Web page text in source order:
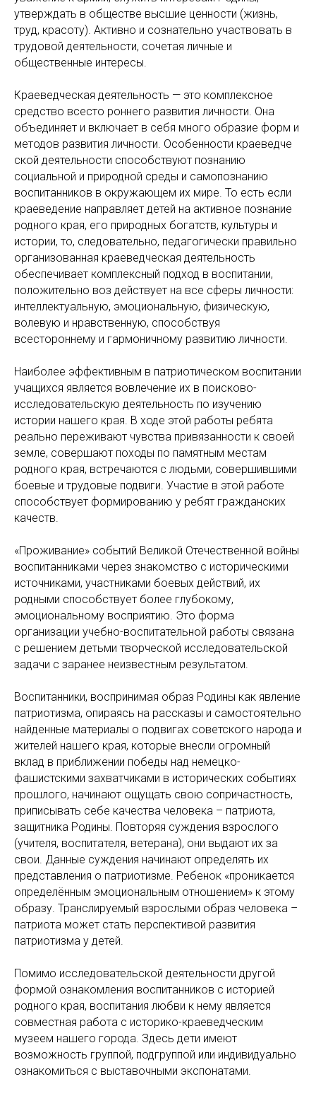
утверждать в обществе высшие ценности (жизнь,
труд, красоту). Активно и сознательно участвовать в
трудовой деятельности, сочетая личные и
общественные интересы.
Краеведческая деятельность — это комплексное
средство всесто роннего развития личности. Она
объединяет и включает в себя много образие форм и
методов развития личности. Особенности краеведче
ской деятельности способствуют познанию
социальной и природной среды и самопознанию
воспитанников в окружающем их мире. То есть если
краеведение направляет детей на активное познание
родного края, его природных богатств, культуры и
истории, то, следовательно, педагогически правильно
организованная краеведческая деятельность
обеспечивает комплексный подход в воспитании,
положительно воз действует на все сферы личности:
интеллектуальную, эмоциональную, физическую,
волевую и нравственную, способствуя
всестороннему и гармоничному развитию личности.
Наиболее эффективным в патриотическом воспитании
учащихся является вовлечение их в поисково-
исследовательскую деятельность по изучению
истории нашего края. В ходе этой работы ребята
реально переживают чувства привязанности к своей
земле, совершают походы по памятным местам
родного края, встречаются с людьми, совершившими
боевые и трудовые подвиги. Участие в этой работе
способствует формированию у ребят гражданских
качеств.
«Проживание» событий Великой Отечественной войны
воспитанниками через знакомство с историческими
источниками, участниками боевых действий, их
родными способствует более глубокому,
эмоциональному восприятию. Это форма
организации учебно-воспитательной работы связана
с решением детьми творческой исследовательской
задачи с заранее неизвестным результатом.
Воспитанники, воспринимая образ Родины как явление
патриотизма, опираясь на рассказы и самостоятельно
найденные материалы о подвигах советского народа и
жителей нашего края, которые внесли огромный
вклад в приближении победы над немецко-
фашистскими захватчиками в исторических событиях
прошлого, начинают ощущать свою сопричастность,
приписывать себе качества человека – патриота,
защитника Родины. Повторяя суждения взрослого
(учителя, воспитателя, ветерана), они выдают их за
свои. Данные суждения начинают определять их
представления о патриотизме. Ребенок «проникается
определённым эмоциональным отношением» к этому
образу. Транслируемый взрослыми образ человека –
патриота может стать перспективой развития
патриотизма у детей.
Помимо исследовательской деятельности другой
формой ознакомления воспитанников с историей
родного края, воспитания любви к нему является
совместная работа с историко-краеведческим
музеем нашего города. Здесь дети имеют
возможность группой, подгруппой или индивидуально
ознакомиться с выставочными экспонатами.